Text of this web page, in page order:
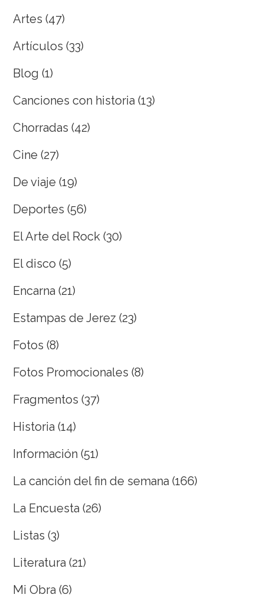
Artes (47)
Artículos (33)
Blog (1)
Canciones con historia (13)
Chorradas (42)
Cine (27)
De viaje (19)
Deportes (56)
El Arte del Rock (30)
El disco (5)
Encarna (21)
Estampas de Jerez (23)
Fotos (8)
Fotos Promocionales (8)
Fragmentos (37)
Historia (14)
Información (51)
La canción del fin de semana (166)
La Encuesta (26)
Listas (3)
Literatura (21)
Mi Obra (6)